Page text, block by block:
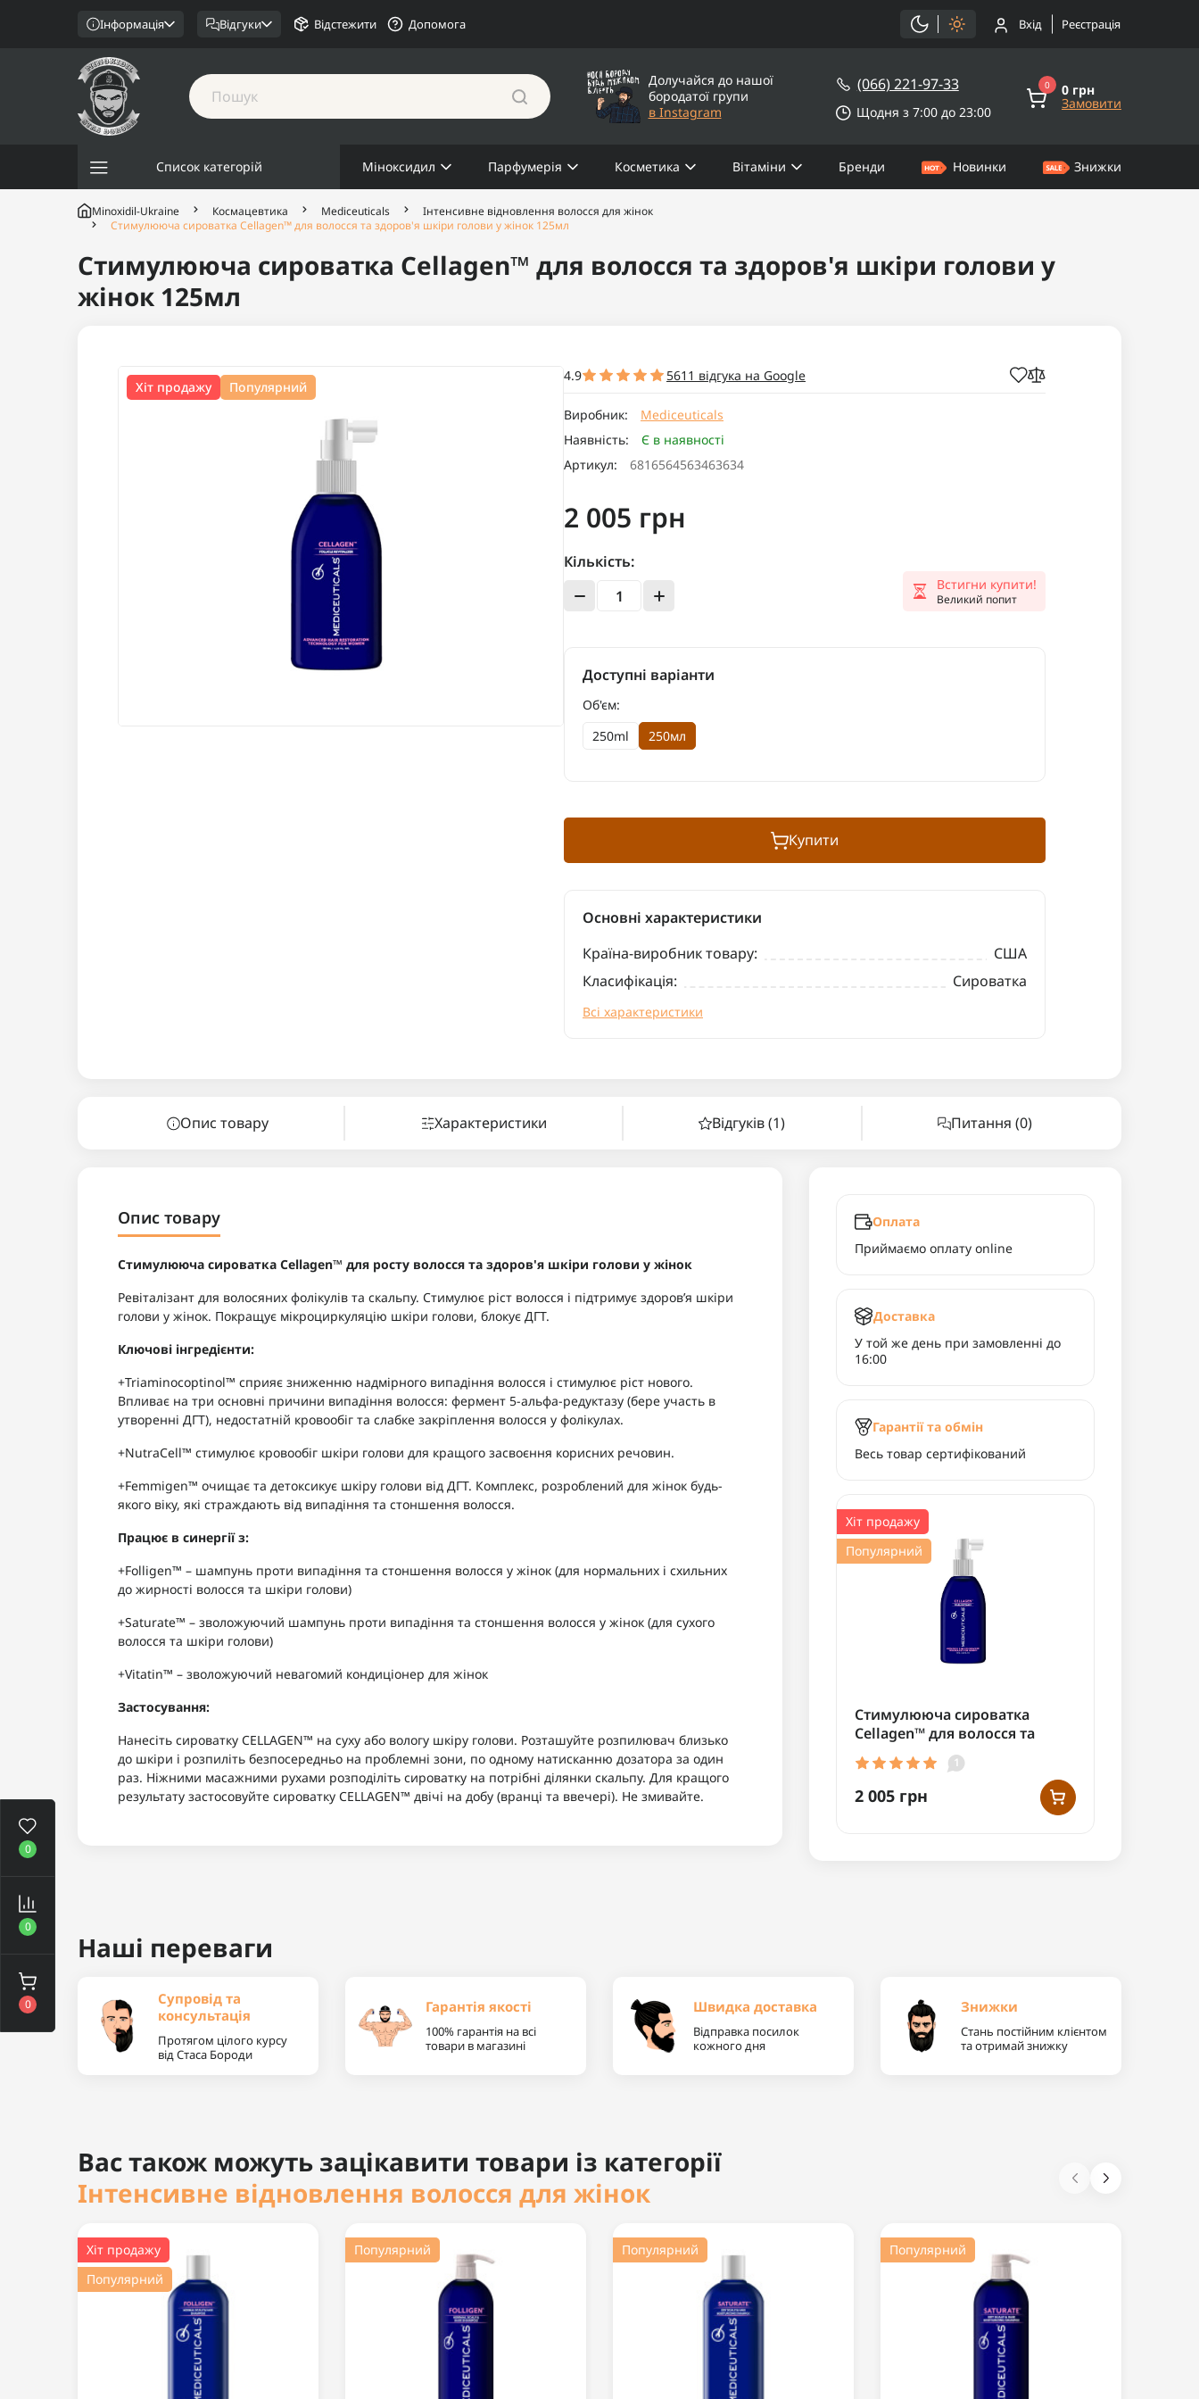
0
0
0
Інформація Відгуки Відстежити Допомога Вхід Реєстрація
Долучайся до нашої
бородатої групи
в Instagram
(066) 221-97-33
Щодня з 7:00 до 23:00
0 0 грн
Замовити
Список категорій Міноксидил Парфумерія Косметика Вітаміни Бренди Новинки Знижки
Minoxidil-Ukraine Космацевтика Mediceuticals
Інтенсивне відновлення волосся для жінок
Стимулююча сироватка Cellagen™ для волосся та здоров'я шкіри голови у жінок 125мл
Стимулююча сироватка Cellagen™ для волосся та здоров'я шкіри голови у
жінок 125мл
Хіт продажу Популярний
4.9 5611 відгука на Google
Виробник:
Mediceuticals
Наявність:
Є в наявності
Артикул:
6816564563463634
2 005 грн
Кількість:
Встигни купити!
Великий попит
Доступні варіанти
Об'єм:
250ml
250мл
Купити
Основні характеристики
Країна-виробник товару:
США
Класифікація:
Сироватка
Всі характеристики
Опис товару Характеристики Відгуків (1) Питання (0)
Опис товару
Стимулююча сироватка Cellagen™ для росту волосся та здоров'я шкіри голови у жінок
Ревіталізант для волосяних фолікулів та скальпу. Стимулює ріст волосся і підтримує здоров’я шкіри
голови у жінок. Покращує мікроциркуляцію шкіри голови, блокує ДГТ.
Ключові інгредієнти:
+Triaminocoptinol™ сприяє зниженню надмірного випадіння волосся і стимулює ріст нового.
Впливає на три основні причини випадіння волосся: фермент 5-альфа-редуктазу (бере участь в
утворенні ДГТ), недостатній кровообіг та слабке закріплення волосся у фолікулах.
+NutraCell™ стимулює кровообіг шкіри голови для кращого засвоєння корисних речовин.
+Femmigen™ очищає та детоксикує шкіру голови від ДГТ. Комплекс, розроблений для жінок будь-
якого віку, які страждають від випадіння та стоншення волосся.
Працює в синергії з:
+Folligen™ – шампунь проти випадіння та стоншення волосся у жінок (для нормальних і схильних
до жирності волосся та шкіри голови)
+Saturate™ – зволожуючий шампунь проти випадіння та стоншення волосся у жінок (для сухого
волосся та шкіри голови)
+Vitatin™ – зволожуючий невагомий кондиціонер для жінок
Застосування:
Нанесіть сироватку CELLAGEN™ на суху або вологу шкіру голови. Розташуйте розпилювач близько
до шкіри і розпиліть безпосередньо на проблемні зони, по одному натисканню дозатора за один
раз. Ніжними масажними рухами розподіліть сироватку на потрібні ділянки скальпу. Для кращого
результату застосовуйте сироватку CELLAGEN™ двічі на добу (вранці та ввечері). Не змивайте.
Оплата
Приймаємо оплату online
Доставка
У той же день при замовленні до
16:00
Гарантії та обмін
Весь товар сертифікований
Хіт продажу
Популярний
Стимулююча сироватка
Cellagen™ для волосся та
здоров'я шкіри голови у
жінок 125мл
1
2 005 грн
Наші переваги
Супровід та
консультація
Протягом цілого курсу
від Стаса Бороди
Гарантія якості
100% гарантія на всі
товари в магазині
Швидка доставка
Відправка посилок
кожного дня
Знижки
Стань постійним клієнтом
та отримай знижку
Вас також можуть зацікавити товари із категорії
Інтенсивне відновлення волосся для жінок
Хіт продажу
Популярний
Популярний Популярний Популярний